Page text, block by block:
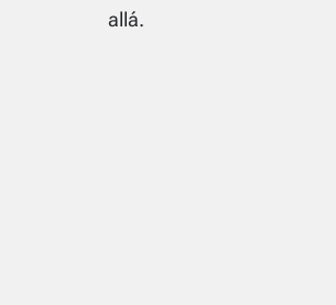
allá.